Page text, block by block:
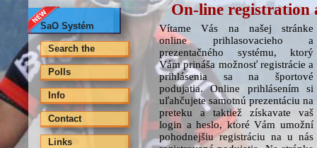
SaO Systém
Search the
Polls
Info
Contact
Links
On-line registration
Vítame Vás na našej stránke
online prihlasovacieho a
prezentačného systému, ktorý
Vám prináša možnosť registrácie a
prihlásenia sa na športové
podujatia. Online prihlásením si
uľahčujete samotnú prezentáciu na
preteku a taktiež získavate vaš
login a heslo, ktoré Vám umožní
pohodnejšiu registráciu na u nás